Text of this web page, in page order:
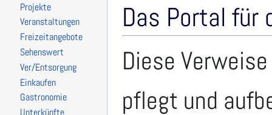
Navigation
springen
Suche
springen
Das Portal für
Diese
pflegt und
Projekte
Veranstaltungen
Freizeitangebote
Sehenswert
Ver/Entsorgung
Einkaufen
Gastronomie